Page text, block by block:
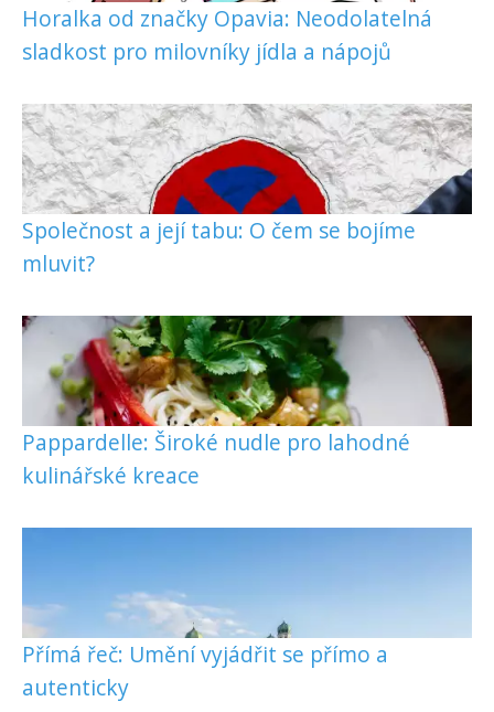
Horalka od značky Opavia: Neodolatelná
sladkost pro milovníky jídla a nápojů
Společnost a její tabu: O čem se bojíme
mluvit?
Pappardelle: Široké nudle pro lahodné
kulinářské kreace
Přímá řeč: Umění vyjádřit se přímo a
autenticky